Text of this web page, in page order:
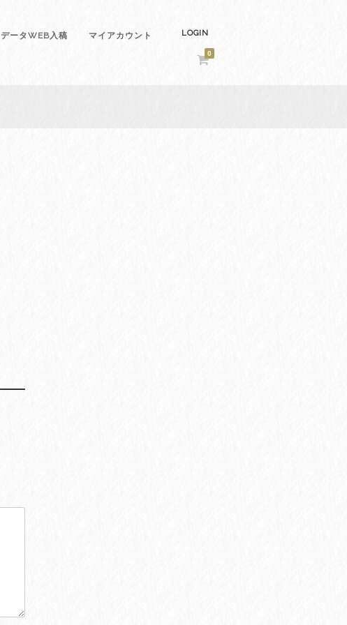
データWEB入稿 マイアカウント LOGIN
0